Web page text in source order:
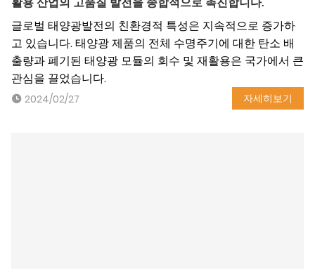
글로벌 태양광발전의 친환경적 특성은 지속적으로 증가하
고 있습니다. 태양광 제품의 전체 수명주기에 대한 탄소 배
출량과 폐기된 태양광 모듈의 회수 및 재활용은 국가에서 큰
관심을 끌었습니다.
2024/02/27 자세히보기